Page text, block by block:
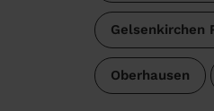
Gelsenkirchen
Oberhausen